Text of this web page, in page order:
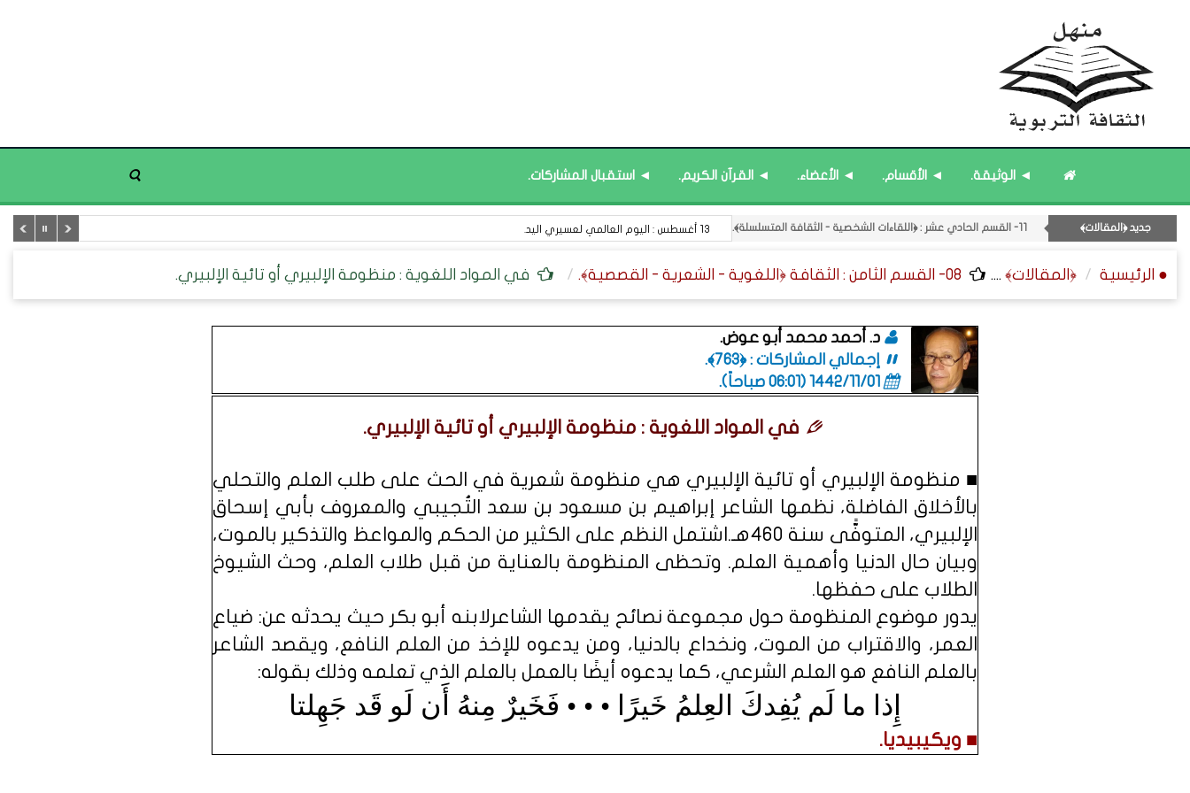
◄ الوثيقة. ◄ الأقسام. ◄ الأعضاء. ◄ القرآن الكريم. ◄ استقبال المشاركات.
جديد ﴿المقالات﴾
قائمة مُحدَّثة : حديث الساعة.
قائمة مُثبتة : إدارة منهل الثقافة التربوية.
11- القسم الحادي عشر : ﴿اللقاءات الشخصية - الثقافة المتسلسلة﴾.
قائمة مُثبتة : مشرف منهل الثقافة التربوية.
13 أغسطس : اليوم العالمي لعسيري اليد.
● الرئيسية ﴿المقالات﴾ .... 08- القسم الثامن : الثقافة ﴿اللغوية - الشعرية - القصصية﴾. في المواد اللغوية : منظومة الإلبيري أو تائية الإلبيري.
د. أحمد محمد أبو عوض.
إجمالي المشاركات : ﴿763﴾.
1442/11/01 (06:01 صباحاً)
.
في المواد اللغوية : منظومة الإلبيري أو تائية الإلبيري.
■ منظومة الإلبيري أو تائية الإلبيري هي منظومة شعرية في الحث على طلب العلم والتحلي
بالأخلاق الفاضلة، نظمها الشاعر إبراهيم بن مسعود بن سعد التُجيبي والمعروف بأبي إسحاق
الإلبيري، المتوفًّى سنة 460هـ.اشتمل النظم على الكثير من الحكم والمواعظ والتذكير بالموت،
وبيان حال الدنيا وأهمية العلم. وتحظى المنظومة بالعناية من قبل طلاب العلم، وحث الشيوخ
الطلاب على حفظها.
يدور موضوع المنظومة حول مجموعة نصائح يقدمها الشاعرلابنه أبو بكر حيث يحدثه عن: ضياع
العمر، والاقتراب من الموت، ونخداع بالدنيا، ومن يدعوه للإخذ من العلم النافع، ويقصد الشاعر
بالعلم النافع هو العلم الشرعي، كما يدعوه أيضًا بالعمل بالعلم الذي تعلمه وذلك بقوله:
إِذا ما لَم يُفِدكَ العِلمُ خَيرًا • • • فَخَيرٌ مِنهُ أَن لَو قَد جَهِلتا
■ ويكيبيديا.